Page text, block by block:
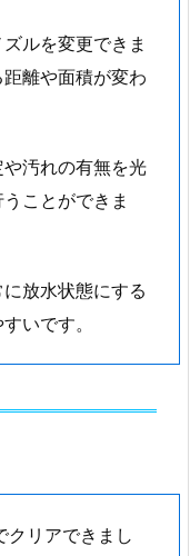
ルを変更できま
離や面積が変わ
汚れの有無を光
ことができま
放水状態にする
いです。
リアできまし